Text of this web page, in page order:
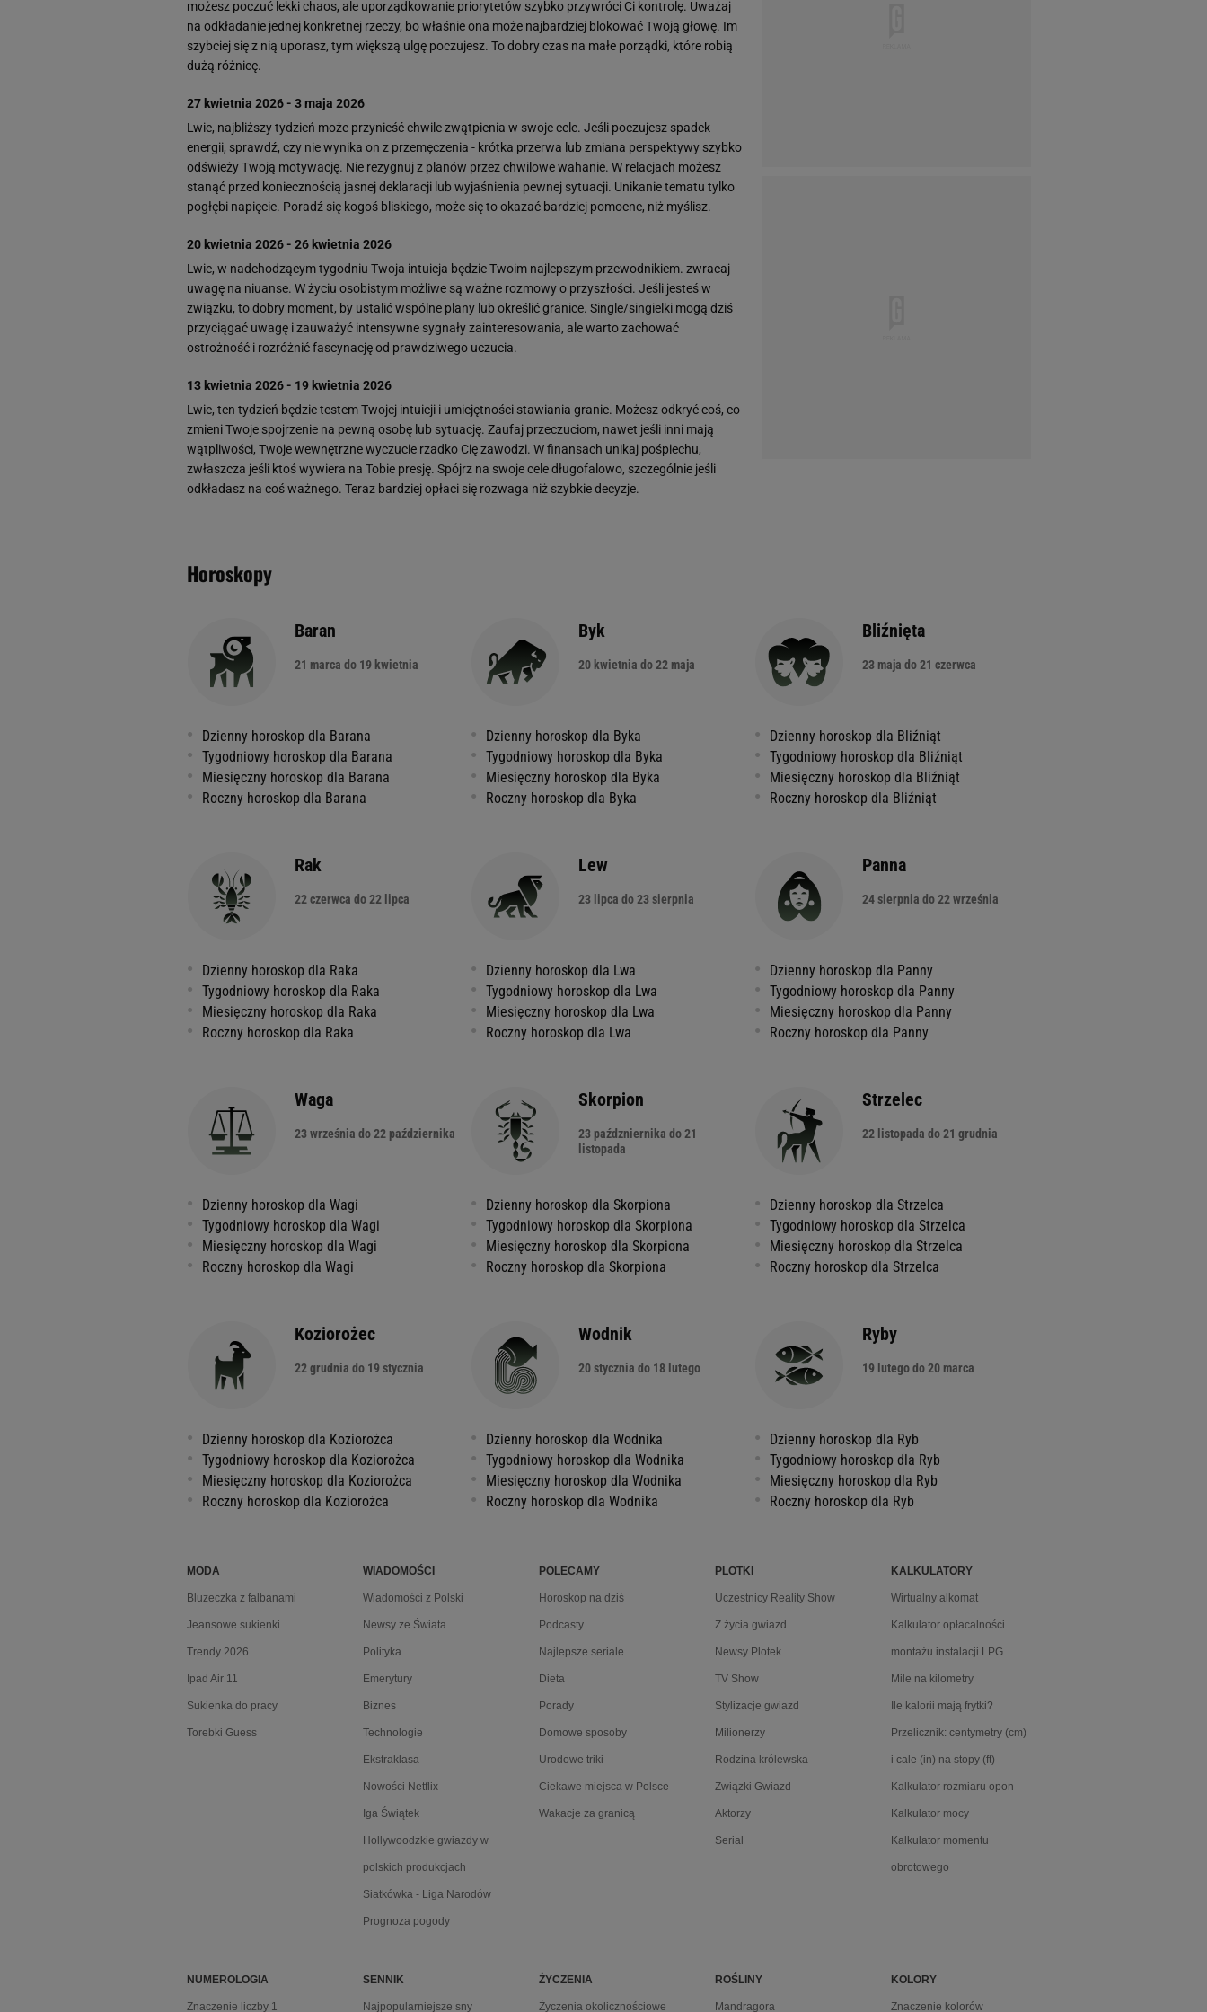
możesz poczuć lekki chaos, ale uporządkowanie priorytetów szybko przywróci Ci kontrolę. Uważaj
na odkładanie jednej konkretnej rzeczy, bo właśnie ona może najbardziej blokować Twoją głowę. Im
szybciej się z nią uporasz, tym większą ulgę poczujesz. To dobry czas na małe porządki, które robią
dużą różnicę.
27 kwietnia 2026 - 3 maja 2026
Lwie, najbliższy tydzień może przynieść chwile zwątpienia w swoje cele. Jeśli poczujesz spadek
energii, sprawdź, czy nie wynika on z przemęczenia - krótka przerwa lub zmiana perspektywy szybko
odświeży Twoją motywację. Nie rezygnuj z planów przez chwilowe wahanie. W relacjach możesz
stanąć przed koniecznością jasnej deklaracji lub wyjaśnienia pewnej sytuacji. Unikanie tematu tylko
pogłębi napięcie. Poradź się kogoś bliskiego, może się to okazać bardziej pomocne, niż myślisz.
20 kwietnia 2026 - 26 kwietnia 2026
Lwie, w nadchodzącym tygodniu Twoja intuicja będzie Twoim najlepszym przewodnikiem. zwracaj
uwagę na niuanse. W życiu osobistym możliwe są ważne rozmowy o przyszłości. Jeśli jesteś w
związku, to dobry moment, by ustalić wspólne plany lub określić granice. Single/singielki mogą dziś
przyciągać uwagę i zauważyć intensywne sygnały zainteresowania, ale warto zachować
ostrożność i rozróżnić fascynację od prawdziwego uczucia.
13 kwietnia 2026 - 19 kwietnia 2026
Lwie, ten tydzień będzie testem Twojej intuicji i umiejętności stawiania granic. Możesz odkryć coś, co
zmieni Twoje spojrzenie na pewną osobę lub sytuację. Zaufaj przeczuciom, nawet jeśli inni mają
wątpliwości, Twoje wewnętrzne wyczucie rzadko Cię zawodzi. W finansach unikaj pośpiechu,
zwłaszcza jeśli ktoś wywiera na Tobie presję. Spójrz na swoje cele długofalowo, szczególnie jeśli
odkładasz na coś ważnego. Teraz bardziej opłaci się rozwaga niż szybkie decyzje.
Horoskopy
Baran
21 marca do 19 kwietnia
Dzienny horoskop dla Barana
Tygodniowy horoskop dla Barana
Miesięczny horoskop dla Barana
Roczny horoskop dla Barana
Byk
20 kwietnia do 22 maja
Dzienny horoskop dla Byka
Tygodniowy horoskop dla Byka
Miesięczny horoskop dla Byka
Roczny horoskop dla Byka
Bliźnięta
23 maja do 21 czerwca
Dzienny horoskop dla Bliźniąt
Tygodniowy horoskop dla Bliźniąt
Miesięczny horoskop dla Bliźniąt
Roczny horoskop dla Bliźniąt
Rak
22 czerwca do 22 lipca
Dzienny horoskop dla Raka
Tygodniowy horoskop dla Raka
Miesięczny horoskop dla Raka
Roczny horoskop dla Raka
Lew
23 lipca do 23 sierpnia
Dzienny horoskop dla Lwa
Tygodniowy horoskop dla Lwa
Miesięczny horoskop dla Lwa
Roczny horoskop dla Lwa
Panna
24 sierpnia do 22 września
Dzienny horoskop dla Panny
Tygodniowy horoskop dla Panny
Miesięczny horoskop dla Panny
Roczny horoskop dla Panny
Waga
23 września do 22 października
Dzienny horoskop dla Wagi
Tygodniowy horoskop dla Wagi
Miesięczny horoskop dla Wagi
Roczny horoskop dla Wagi
Skorpion
23 paźdzniernika do 21
listopada
Dzienny horoskop dla Skorpiona
Tygodniowy horoskop dla Skorpiona
Miesięczny horoskop dla Skorpiona
Roczny horoskop dla Skorpiona
Strzelec
22 listopada do 21 grudnia
Dzienny horoskop dla Strzelca
Tygodniowy horoskop dla Strzelca
Miesięczny horoskop dla Strzelca
Roczny horoskop dla Strzelca
Koziorożec
22 grudnia do 19 stycznia
Dzienny horoskop dla Koziorożca
Tygodniowy horoskop dla Koziorożca
Miesięczny horoskop dla Koziorożca
Roczny horoskop dla Koziorożca
Wodnik
20 stycznia do 18 lutego
Dzienny horoskop dla Wodnika
Tygodniowy horoskop dla Wodnika
Miesięczny horoskop dla Wodnika
Roczny horoskop dla Wodnika
Ryby
19 lutego do 20 marca
Dzienny horoskop dla Ryb
Tygodniowy horoskop dla Ryb
Miesięczny horoskop dla Ryb
Roczny horoskop dla Ryb
MODA
Bluzeczka z falbanami
Jeansowe sukienki
Trendy 2026
Ipad Air 11
Sukienka do pracy
Torebki Guess
WIADOMOŚCI
Wiadomości z Polski
Newsy ze Świata
Polityka
Emerytury
Biznes
Technologie
Ekstraklasa
Nowości Netflix
Iga Świątek
Hollywoodzkie gwiazdy w
polskich produkcjach
Siatkówka - Liga Narodów
Prognoza pogody
POLECAMY
Horoskop na dziś
Podcasty
Najlepsze seriale
Dieta
Porady
Domowe sposoby
Urodowe triki
Ciekawe miejsca w Polsce
Wakacje za granicą
PLOTKI
Uczestnicy Reality Show
Z życia gwiazd
Newsy Plotek
TV Show
Stylizacje gwiazd
Milionerzy
Rodzina królewska
Związki Gwiazd
Aktorzy
Serial
KALKULATORY
Wirtualny alkomat
Kalkulator opłacalności
montażu instalacji LPG
Mile na kilometry
Ile kalorii mają frytki?
Przelicznik: centymetry (cm)
i cale (in) na stopy (ft)
Kalkulator rozmiaru opon
Kalkulator mocy
Kalkulator momentu
obrotowego
NUMEROLOGIA
Znaczenie liczby 1
SENNIK
Najpopularniejsze sny
ŻYCZENIA
Życzenia okolicznościowe
ROŚLINY
Mandragora
KOLORY
Znaczenie kolorów